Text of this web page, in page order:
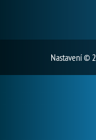
Nastavení©